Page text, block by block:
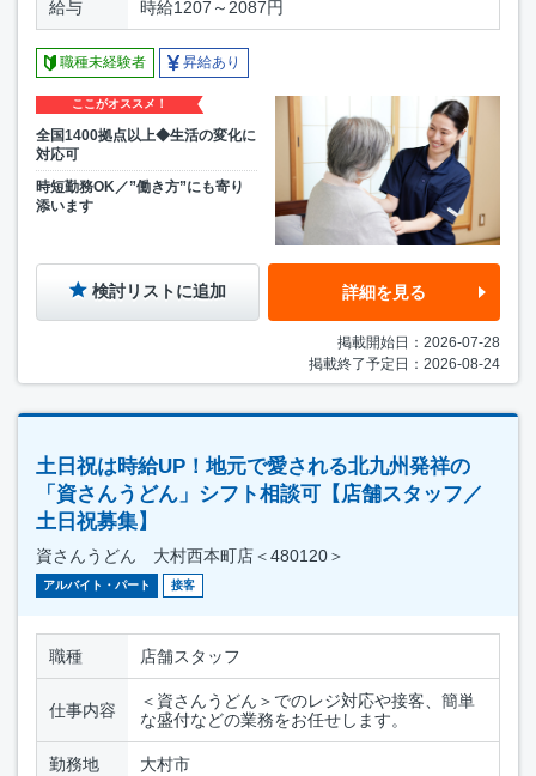
給与 時給1207～2087円
職種未経験者 昇給あり
ここがオススメ！
全国1400拠点以上◆生活の変化に
対応可
時短勤務OK／”働き方”にも寄り
添います
検討リストに追加 詳細を見る
掲載開始日：2026-07-28
掲載終了予定日：2026-08-24
土日祝は時給UP！地元で愛される北九州発祥の
「資さんうどん」シフト相談可【店舗スタッフ／
土日祝募集】
資さんうどん 大村西本町店＜480120＞
アルバイト・パート 接客
職種 店舗スタッフ
仕事内容
＜資さんうどん＞でのレジ対応や接客、簡単
な盛付などの業務をお任せします。
勤務地 大村市